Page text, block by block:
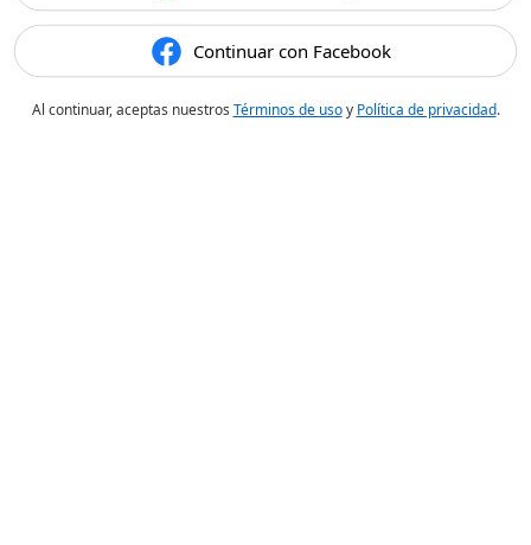
Continuar con Facebook
Al continuar, aceptas nuestros Términos de usoy Política de privacidad.